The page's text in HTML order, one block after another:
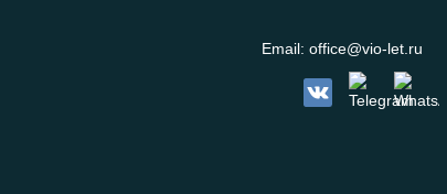
Email: office@vio-let.ru